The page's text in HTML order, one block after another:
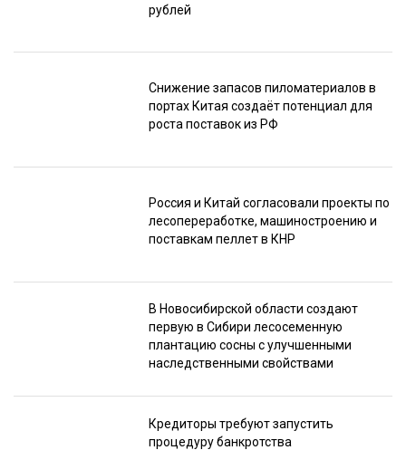
рублей
Снижение запасов пиломатериалов в
портах Китая создаёт потенциал для
роста поставок из РФ
Россия и Китай согласовали проекты по
лесопереработке, машиностроению и
поставкам пеллет в КНР
В Новосибирской области создают
первую в Сибири лесосеменную
плантацию сосны с улучшенными
наследственными свойствами
Кредиторы требуют запустить
процедуру банкротства